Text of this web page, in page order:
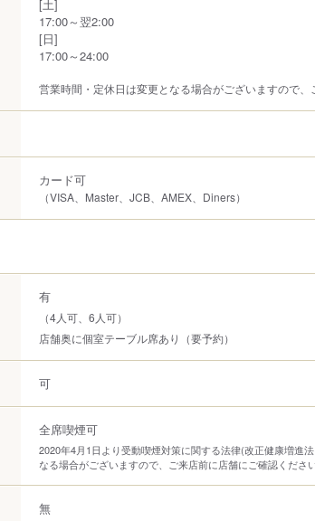
[土]
17:00～翌2:00
[日]
17:00～24:00
営業時間・定休日は変更となる場合がございますので、
カード可
（VISA、Master、JCB、AMEX、Diners）
有
（4人可、6人可）
店舗奥に個室テーブル席あり（要予約）
可
全席喫煙可
2020年4月1日より受動喫煙対策に関する法律(改正健康増進
なる場合がございますので、ご来店前に店舗にご確認ください
無